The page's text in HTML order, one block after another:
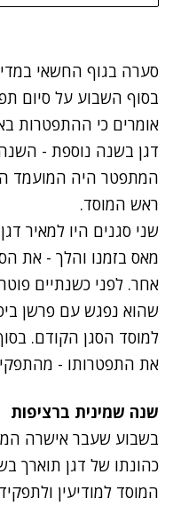
סערה בגוף החשאי
בסוף השבוע על סיום
אומרים כי ההתפטרות
דגן בשנה נוספת -
המתפטר היה המועמד
ראש המוסד.
שני סגנים היו למאיר
מאס בזמנו והלך - את
אחר. לפני כשנתיים
שהוא נפגש עם פרשן
למוסד הסגן הקודם.
את התפטרותו -
שנה שמינית ברציפות
בשבוע שעבר אישרה
כהונתו של דגן תוארך